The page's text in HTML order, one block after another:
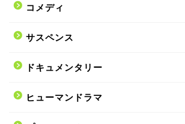
コメディ
サスペンス
ドキュメンタリー
ヒューマンドラマ